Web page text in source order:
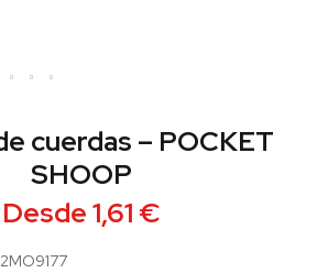
cuerdas – POCKET
SHOOP
Desde1,61 €